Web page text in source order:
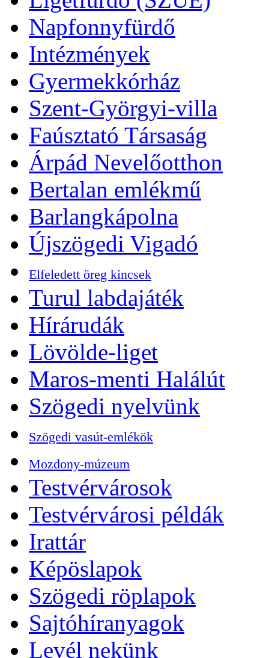
Napfonnyfürdő
Intézmények
Gyermekkórház
Szent-Györgyi-villa
Faúsztató Társaság
Árpád Nevelőotthon
Bertalan emlékmű
Barlangkápolna
Újszögedi Vigadó
Elfeledett öreg kincsek
Turul labdajáték
Hírárudák
Lövölde-liget
Maros-menti Halálút
Szögedi nyelvünk
Szögedi vasút-emlékök
Mozdony-múzeum
Testvérvárosok
Testvérvárosi példák
Irattár
Képöslapok
Szögedi röplapok
Sajtóhíranyagok
Levél nekünk